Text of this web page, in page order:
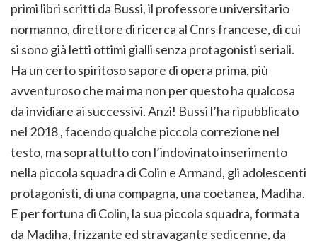
primi libri scritti da Bussi, il professore universitario
normanno, direttore di ricerca al Cnrs francese, di cui
si sono già letti ottimi gialli senza protagonisti seriali.
Ha un certo spiritoso sapore di opera prima, più
avventuroso che mai ma non per questo ha qualcosa
da invidiare ai successivi. Anzi! Bussi l’ha ripubblicato
nel 2018 , facendo qualche piccola correzione nel
testo, ma soprattutto con l’indovinato inserimento
nella piccola squadra di Colin e Armand, gli adolescenti
protagonisti, di una compagna, una coetanea, Madiha.
E per fortuna di Colin, la sua piccola squadra, formata
da Madiha, frizzante ed stravagante sedicenne, da